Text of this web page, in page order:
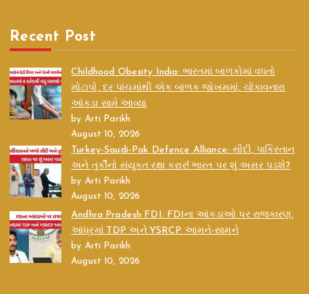
Recent Post
Childhood Obesity India: ભારતમાં બાળકોમાં વધતો
મોટાપો, દર પાંચમાંથી એક બાળક જોખમમાં, ચોંકાવનારા
આંકડા સામે આવ્યા
by Arti Parikh
August 10, 2026
Turkey-Saudi-Pak Defence Alliance: સૌદી, પાકિસ્તાન
અને તુર્કીનો સંયુક્ત રક્ષા કરાર! ભારત પર શું અસર પડશે?
by Arti Parikh
August 10, 2026
Andhra Pradesh FDI: FDIના આંકડાઓ પર રાજકારણ,
આંધ્રમાં TDP અને YSRCP આમને-સામને
by Arti Parikh
August 10, 2026